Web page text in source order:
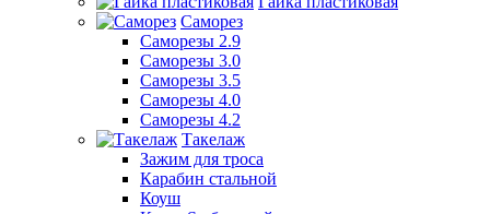
Саморез
Саморезы 2.9
Саморезы 3.0
Саморезы 3.5
Саморезы 4.0
Саморезы 4.2
Такелаж
Зажим для троса
Карабин стальной
Коуш